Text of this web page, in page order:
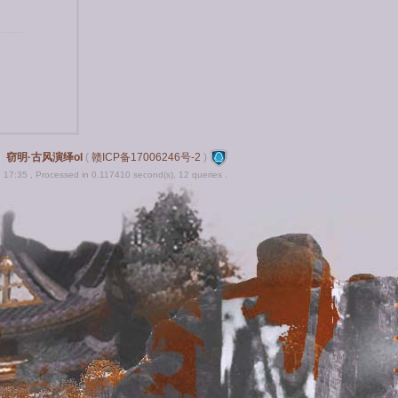
窃明·古风演绎ol ( 赣ICP备17006246号-2 )
17:35 , Processed in 0.117410 second(s), 12 queries .